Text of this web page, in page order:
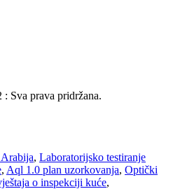
Sva prava pridržana.
Arabija, Laboratorijsko testiranje
, Aql 1.0 plan uzorkovanja, Optički
o inspekciji kuće,